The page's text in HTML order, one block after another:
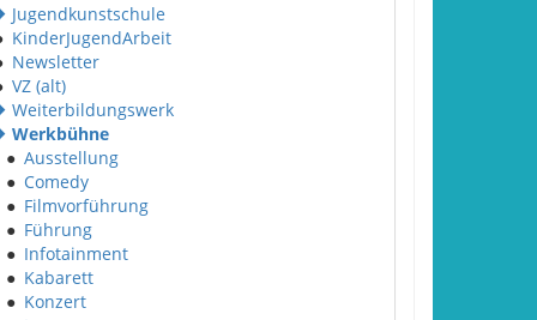
Jugendkunstschule
KinderJugendArbeit
Newsletter
VZ (alt)
Weiterbildungswerk
Werkbühne
● Ausstellung
● Comedy
● Filmvorführung
● Führung
● Infotainment
● Kabarett
● Konzert